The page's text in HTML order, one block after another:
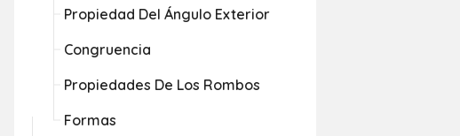
Propiedad Del Ángulo Exterior
Congruencia
Propiedades De Los Rombos
Formas